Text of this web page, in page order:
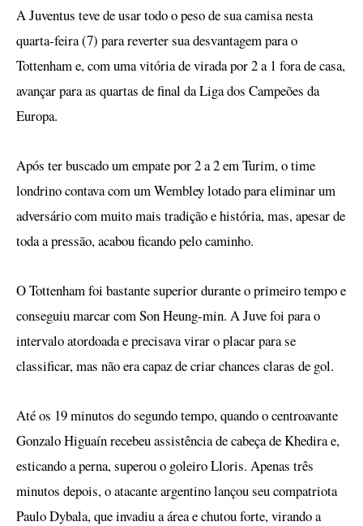
compartilhamento
A Juventus teve de usar todo o peso de sua camisa nesta
quarta-feira (7) para reverter sua desvantagem para o
Tottenham e, com uma vitória de virada por 2 a 1 fora de casa,
avançar para as quartas de final da Liga dos Campeões da
Europa.
Após ter buscado um empate por 2 a 2 em Turim, o time
londrino contava com um Wembley lotado para eliminar um
adversário com muito mais tradição e história, mas, apesar de
toda a pressão, acabou ficando pelo caminho.
O Tottenham foi bastante superior durante o primeiro tempo e
conseguiu marcar com Son Heung-min. A Juve foi para o
intervalo atordoada e precisava virar o placar para se
classificar, mas não era capaz de criar chances claras de gol.
Até os 19 minutos do segundo tempo, quando o centroavante
Gonzalo Higuaín recebeu assistência de cabeça de Khedira e,
esticando a perna, superou o goleiro Lloris. Apenas três
minutos depois, o atacante argentino lançou seu compatriota
Paulo Dybala, que invadiu a área e chutou forte, virando a